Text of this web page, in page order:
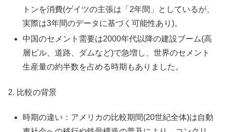
トンを消費(ゲイツの主張は「2年間」としているが、
実際は3年間のデータに基づく可能性あり)。
中国のセメント需要は2000年代以降の建設ブーム(高
層ビル、道路、ダムなど)で急増し、世界のセメント
生産量の約半数を占める時期もありました。
2. 比較の背景
時期の違い：アメリカの比較期間(20世紀全体)は自動